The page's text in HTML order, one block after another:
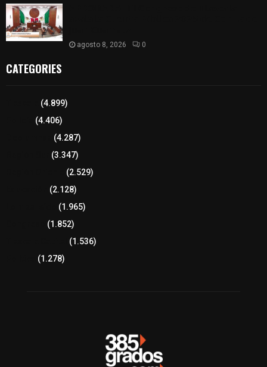
agosto 8, 2026 0
CATEGORIES
(4.899)
(4.406)
(4.287)
(3.347)
(2.529)
(2.128)
(1.965)
(1.852)
(1.536)
(1.278)